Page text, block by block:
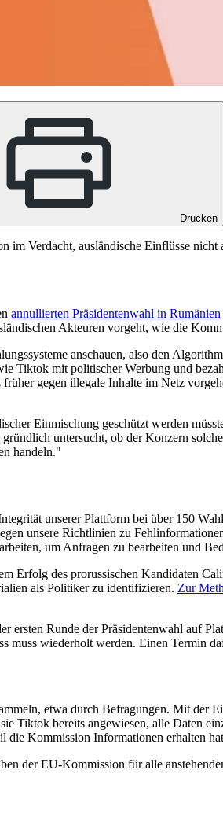
Drucken
Verdacht, ausländische Einflüsse
annullierten Präsidentenwahl in Rumänien
Akteuren vorgeht, wie die
anschauen, also den
Tiktok mit politischer Werbung und
gegen illegale Inhalte im Netz
Einmischung geschützt werden
untersucht, ob der Konzern
handeln."
unserer Plattform bei über 150
unsere Richtlinien zu
um Anfragen zu bearbeiten und
Erfolg des prorussischen Kandidaten
als Politiker zu identifizieren. Zur
ersten Runde der Präsidentenwahl auf
muss wiederholt werden. Einen Termin
etwa durch Befragungen. Mit der
Tiktok bereits angewiesen, alle Daten
Kommission Informationen erhalten
der EU-Kommission für alle